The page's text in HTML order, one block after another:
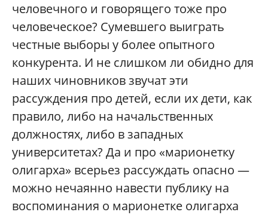
человечного и говорящего тоже про
человеческое? Сумевшего выиграть
честные выборы у более опытного
конкурента. И не слишком ли обидно для
наших чиновников звучат эти
рассуждения про детей, если их дети, как
правило, либо на начальственных
должностях, либо в западных
университетах? Да и про «марионетку
олигарха» всерьез рассуждать опасно —
можно нечаянно навести публику на
воспоминания о марионетке олигарха